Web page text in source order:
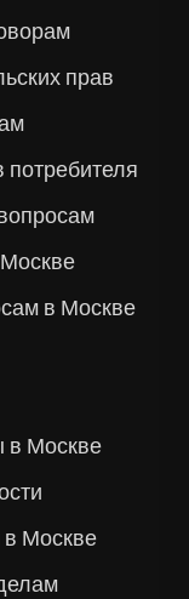
прав
потребителя
в Москве
в Москве
Москве